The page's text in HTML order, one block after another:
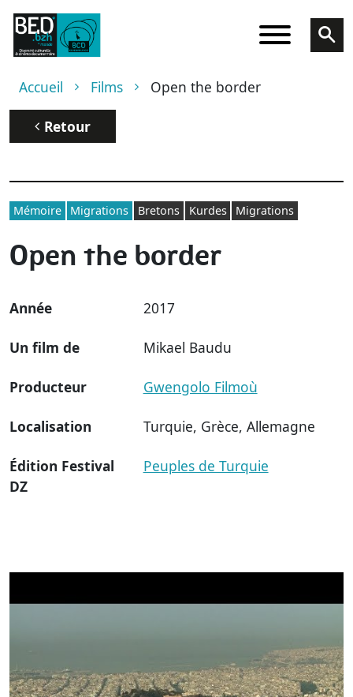
Aller au contenu principal
Fil d'Ariane
Accueil Films Open the border
Retour
Mémoire Migrations Bretons Kurdes Migrations
Open the border
Année 2017
Un film de Mikael Baudu
Producteur Gwengolo Filmoù
Localisation Turquie, Grèce, Allemagne
Édition Festival
DZ
Peuples de Turquie